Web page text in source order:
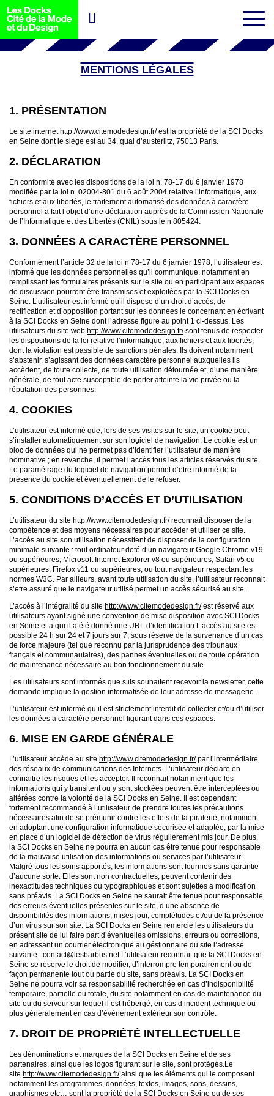
MENTIONS LÉGALES
1. PRÉSENTATION
Le site internet http://www.citemodedesign.fr/est la propriété de la SCI Docks
en Seine dont le siège est au 34, quai d’austerlitz, 75013 Paris.
2. DÉCLARATION
En conformité avec les dispositions de la loi n. 78-17 du 6 janvier 1978
modifiée par la loi n. 02004-801 du 6 août 2004 relative l’informatique, aux
fichiers et aux libertés, le traitement automatisé des données à caractère
personnel a fait l’objet d’une déclaration auprès de la Commission Nationale
de l’Informatique et des Libertés (CNIL) sous le n 805424.
3. DONNÉES A CARACTÈRE PERSONNEL
Conformément l’article 32 de la loi n 78-17 du 6 janvier 1978, l’utilisateur est
informé que les données personnelles qu’il communique, notamment en
remplissant les formulaires présents sur le site ou en participant aux espaces
de discussion pourront être transmises et exploitées par la SCI Docks en
Seine. L’utilisateur est informé qu’il dispose d’un droit d’accès, de
rectification et d’opposition portant sur les données le concernant en écrivant
à la SCI Docks en Seine dont l’adresse figure au point 1 ci-dessus. Les
utilisateurs du site web http://www.citemodedesign.fr/sont tenus de respecter
les dispositions de la loi relative l’informatique, aux fichiers et aux libertés,
dont la violation est passible de sanctions pénales. Ils doivent notamment
s’abstenir, s’agissant des données caractère personnel auxquelles ils
accèdent, de toute collecte, de toute utilisation détournée et, d’une manière
générale, de tout acte susceptible de porter atteinte la vie privée ou la
réputation des personnes.
4. COOKIES
L’utilisateur est informé que, lors de ses visites sur le site, un cookie peut
s’installer automatiquement sur son logiciel de navigation. Le cookie est un
bloc de données qui ne permet pas d’identifier l’utilisateur de manière
nominative ; en revanche, il permet l’accès tous les articles réservés du site.
Le paramétrage du logiciel de navigation permet d’etre informé de la
présence du cookie et éventuellement de le refuser.
5. CONDITIONS D’ACCÈS ET D’UTILISATION
L’utilisateur du site http://www.citemodedesign.fr/reconnaît disposer de la
compétence et des moyens nécessaires pour accéder et utiliser ce site.
L’accès au site son utilisation nécessitent de disposer de la configuration
minimale suivante : tout ordinateur doté d’un navigateur Google Chrome v19
ou supérieures, Microsoft Internet Explorer v8 ou supérieures, Safari v5 ou
supérieures, Firefox v11 ou supérieures, ou tout navigateur respectant les
normes W3C. Par ailleurs, avant toute utilisation du site, l’utilisateur reconnait
s’etre assuré que le navigateur utilisé permet un accès sécurisé au site.
L’accès à l’intégralité du site http://www.citemodedesign.fr/est réservé aux
utilisateurs ayant signé une convention de mise disposition avec SCI Docks
en Seine et a qui il a été donné une URL d’identification.L’accès au site est
possible 24 h sur 24 et 7 jours sur 7, sous réserve de la survenance d’un cas
de force majeure (tel que reconnu par la jurisprudence des tribunaux
français et communautaires), des pannes éventuelles ou de toute opération
de maintenance nécessaire au bon fonctionnement du site.
Les utilisateurs sont informés que s’ils souhaitent recevoir la newsletter, cette
demande implique la gestion informatisée de leur adresse de messagerie.
L’utilisateur est informé qu’il est strictement interdit de collecter et/ou d’utiliser
les données a caractère personnel figurant dans ces espaces.
6. MISE EN GARDE GÉNÉRALE
L’utilisateur accède au site http://www.citemodedesign.fr/par l’intermédiaire
des réseaux de communications des Internets. L’utilisateur déclare en
connaitre les risques et les accepter. Il reconnait notamment que les
informations qui y transitent ou y sont stockées peuvent être interceptées ou
altérées contre la volonté de la SCI Docks en Seine. Il est cependant
fortement recommandé à l’utilisateur de prendre toutes les précautions
nécessaires afin de se prémunir contre les effets de la piraterie, notamment
en adoptant une configuration informatique sécurisée et adaptée, par la mise
en place d’un logiciel de détection de virus régulièrement mis jour. De plus,
la SCI Docks en Seine ne pourra en aucun cas être tenue pour responsable
de la mauvaise utilisation des informations ou services par l’utilisateur.
Malgré tous les soins apportés, les informations sont fournies sans garantie
d’aucune sorte. Elles sont non contractuelles, peuvent contenir des
inexactitudes techniques ou typographiques et sont sujettes a modification
sans préavis. La SCI Docks en Seine ne saurait être tenue pour responsable
des erreurs éventuelles présentes sur le site, d’une absence de
disponibilités des informations, mises jour, complétudes et/ou de la présence
d’un virus sur son site. La SCI Docks en Seine remercie les utilisateurs du
présent site de lui faire part d’éventuelles omissions, erreurs ou corrections,
en adressant un courrier électronique au géstionnaire du site l’adresse
suivante : contact@lesbarbus.net L’utilisateur reconnait que la SCI Docks en
Seine se réserve le droit de modifier, d’interrompre temporairement ou de
façon permanente tout ou partie du site, sans préavis. La SCI Docks en
Seine ne pourra voir sa responsabilité recherchée en cas d’indisponibilité
temporaire, partielle ou totale, du site notamment en cas de maintenance du
site ou du serveur sur lequel il est hébergé, en cas d’incident technique ou
plus généralement en cas d’évènement extérieur son contrôle.
7. DROIT DE PROPRIÉTÉ INTELLECTUELLE
Les dénominations et marques de la SCI Docks en Seine et de ses
partenaires, ainsi que les logos figurant sur le site, sont protégés.Le
site http://www.citemodedesign.fr/ainsi que les éléments qui le composent
notamment les programmes, données, textes, images, sons, dessins,
graphismes etc… sont la propriété de la SCI Docks en Seine ou de ses